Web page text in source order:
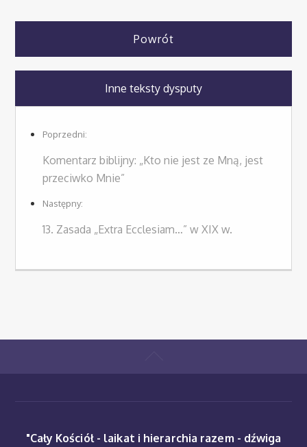
Powrót
Inne teksty dysputy
Poprzedni:
Komentarz biblijny: „Kto nie jest ze Mną, jest
przeciwko Mnie”
Następny:
13. Zasada „Extra Ecclesiam…” w XIX w.
"Cały Kościół - laikat i hierarchia razem - dźwiga